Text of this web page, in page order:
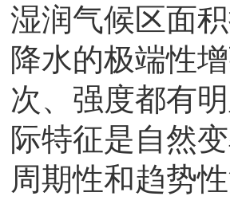
湿润气候区面
降水的极端性
次、强度都有
际特征是自然
周期性和趋势